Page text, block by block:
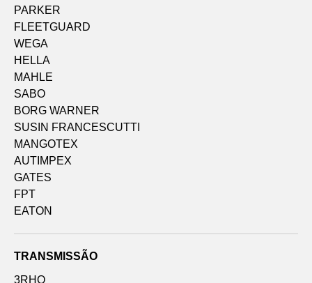
PARKER
FLEETGUARD
WEGA
HELLA
MAHLE
SABO
BORG WARNER
SUSIN FRANCESCUTTI
MANGOTEX
AUTIMPEX
GATES
FPT
EATON
TRANSMISSÃO
3RHO